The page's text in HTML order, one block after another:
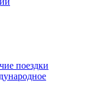
поездки